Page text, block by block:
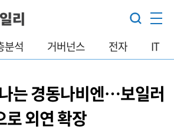
분석 거버넌스 전자 IT
는 경동나비엔…보일러
로 외연 확장